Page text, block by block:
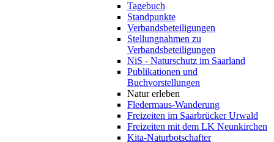
Tagebuch
Standpunkte
Verbandsbeteiligungen
Stellungnahmen zu
Verbandsbeteiligungen
NiS - Naturschutz im Saarland
Publikationen und
Buchvorstellungen
Natur erleben
Fledermaus-Wanderung
Freizeiten im Saarbrücker Urwald
Freizeiten mit dem LK Neunkirchen
Kita-Naturbotschafter